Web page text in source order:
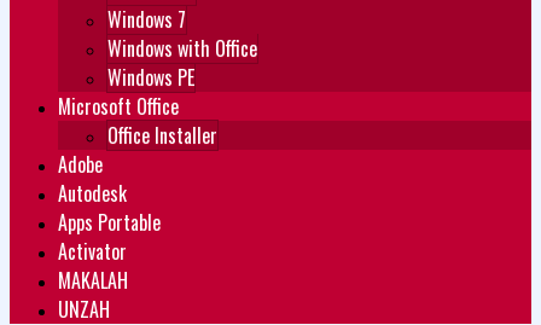
Windows 7
Windows with Office
Windows PE
Microsoft Office
Office Installer
Adobe
Autodesk
Apps Portable
Activator
MAKALAH
UNZAH